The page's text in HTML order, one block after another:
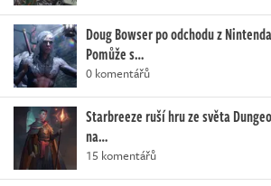
Doug Bowser po odchodu z
Pomůže s…
0 komentářů
Starbreeze ruší hru ze světa
na…
15 komentářů